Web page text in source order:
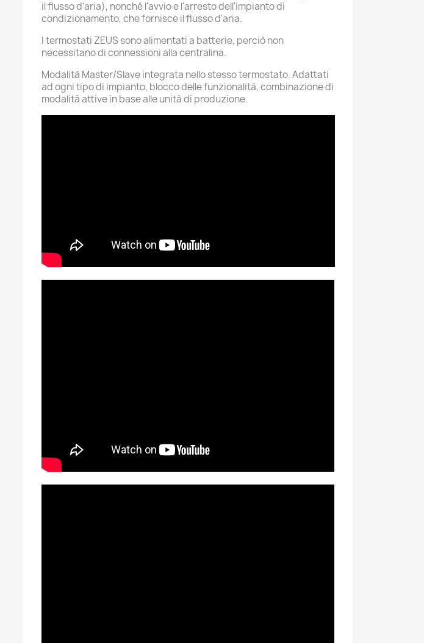
il flusso d'aria), nonché l'avvio e l'arresto dell'impianto di
condizionamento, che fornisce il flusso d'aria.
I termostati ZEUS sono alimentati a batterie, perciò non
necessitano di connessioni alla centralina.
Modalità Master/Slave integrata nello stesso termostato. Adattati
ad ogni tipo di impianto, blocco delle funzionalità, combinazione di
modalità attive in base alle unità di produzione.